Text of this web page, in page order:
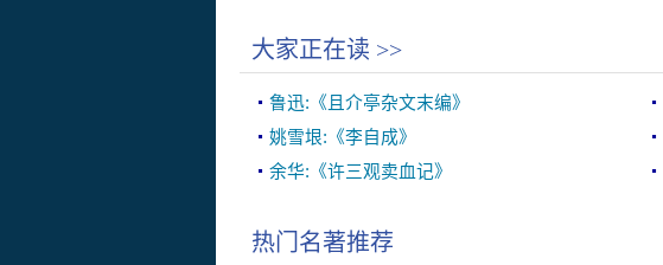
大家正在读 >>
鲁迅:《且介亭杂文末编》
姚雪垠:《李自成》
余华:《许三观卖血记》
热门名著推荐